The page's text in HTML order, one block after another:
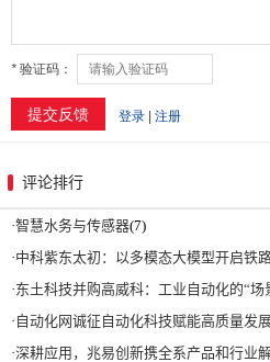
评论排行
·智慧水务与传感器(7)
·中科紫东太初：以多模态大模型开启铁
·东土科技并购高威科：工业自动化的“
· 自动化网诚征自动化科技赋能高质量发
·深耕应用，兆易创新携全系产品和行业